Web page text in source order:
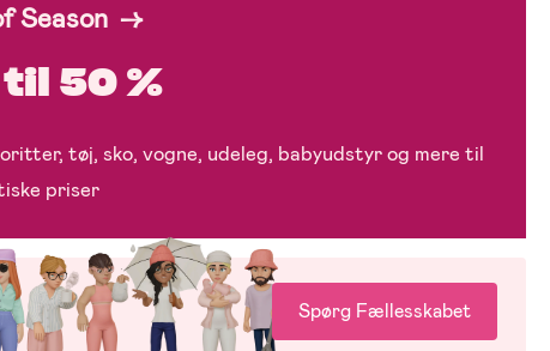
Season →
til 50 %
tøj, sko, vogne, udeleg, babyudstyr og mere til
priser
Spørg Fællesskabet